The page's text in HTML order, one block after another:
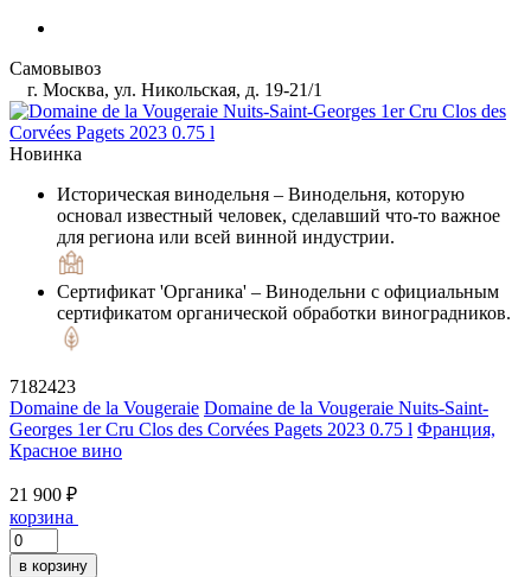
Самовывоз
г. Москва, ул. Никольская, д. 19-21/1
Новинка
Историческая винодельня – Винодельня, которую
основал известный человек, сделавший что-то важное
для региона или всей винной индустрии.
Сертификат 'Органика' – Винодельни с официальным
сертификатом органической обработки виноградников.
7182423
Domaine de la Vougeraie Domaine de la Vougeraie Nuits-Saint-
Georges 1er Cru Clos des Corvées Pagets 2023 0.75 l Франция,
Красное вино
21 900 ₽
корзина
в корзину